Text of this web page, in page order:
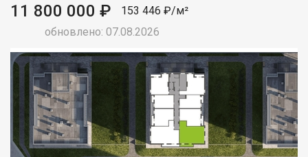
11 800 000 ₽
153 446 ₽/м²
обновлено: 07.08.2026